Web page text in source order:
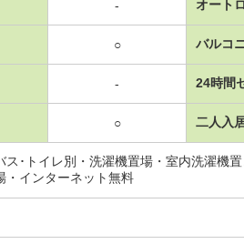
- オート
○ バルコ
- 24時間
○ 二人入
･トイレ別・洗濯機置場・室内洗濯機
・インターネット無料